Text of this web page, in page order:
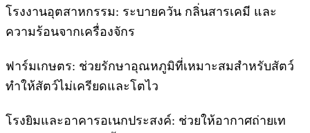
โรงงานอุตสาหกรรม: ระบายควัน กลิ่นสารเคมี และ
ความร้อนจากเครื่องจักร
ฟาร์มเกษตร: ช่วยรักษาอุณหภูมิที่เหมาะสมสำหรับสัตว์
ทำให้สัตว์ไม่เครียดและโตไว
โรงยิมและอาคารอเนกประสงค์: ช่วยให้อากาศถ่ายเท